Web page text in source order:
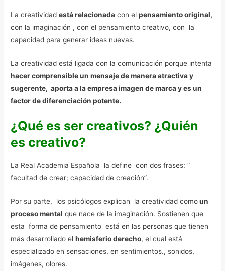
La creatividadestá relacionada con elpensamiento original,
con la imaginación , con el pensamiento creativo, con la
capacidad para generar ideas nuevas.
La creatividad está ligada con la comunicación porque intenta
hacer comprensible un mensaje de manera atractiva y
sugerente, aporta a la empresa imagen de marca y es un
factor de diferenciación potente.
¿Qué es ser creativos? ¿Quién
es creativo?
La Real Academia Española la define con dos frases: “
facultad de crear; capacidad de creación”.
Por su parte, los psicólogos explican la creatividad comoun
proceso mental que nace de la imaginación. Sostienen que
esta forma de pensamiento está en las personas que tienen
más desarrollado elhemisferio derecho, el cual está
especializado en sensaciones, en sentimientos., sonidos,
imágenes, olores.